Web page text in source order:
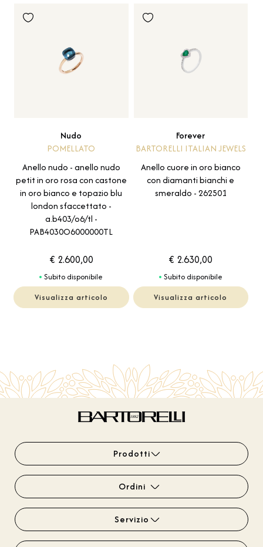
Nudo
POMELLATO
Anello nudo - anello nudo
petit in oro rosa con castone
in oro bianco e topazio blu
london sfaccettato -
a.b403/o6/tl -
PAB4030O6000000TL
€ 2.600,00
Subito disponibile
Visualizza articolo
Forever
BARTORELLI ITALIAN JEWELS
Anello cuore in oro bianco
con diamanti bianchi e
smeraldo - 262501
€ 2.630,00
Subito disponibile
Visualizza articolo
Prodotti
Ordini
Servizio